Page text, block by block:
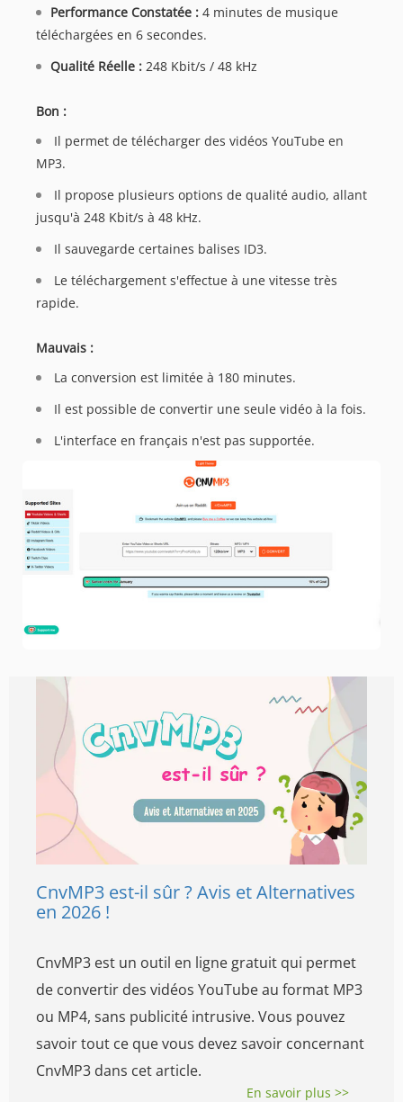
Performance Constatée : 4 minutes de musique
téléchargées en 6 secondes.
Qualité Réelle : 248 Kbit/s / 48 kHz
Bon :
Il permet de télécharger des vidéos YouTube en
MP3.
Il propose plusieurs options de qualité audio, allant
jusqu'à 248 Kbit/s à 48 kHz.
Il sauvegarde certaines balises ID3.
Le téléchargement s'effectue à une vitesse très
rapide.
Mauvais :
La conversion est limitée à 180 minutes.
Il est possible de convertir une seule vidéo à la fois.
L'interface en français n'est pas supportée.
CnvMP3 est-il sûr ? Avis et Alternatives
en 2026 !
CnvMP3 est un outil en ligne gratuit qui permet
de convertir des vidéos YouTube au format MP3
ou MP4, sans publicité intrusive. Vous pouvez
savoir tout ce que vous devez savoir concernant
CnvMP3 dans cet article.
En savoir plus >>